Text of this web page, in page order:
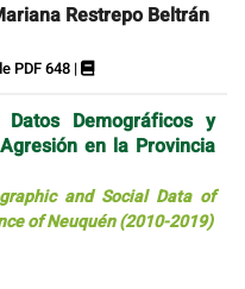
Restrepo Beltrán
PDF 648 |
Demográficos y
en la Provincia
and Social Data of
of Neuquén (2010-2019)